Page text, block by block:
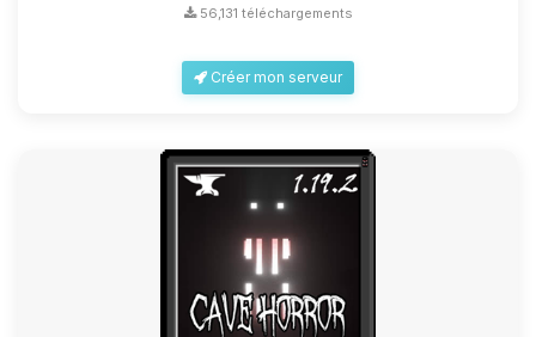
56,131 téléchargements
Créer mon serveur